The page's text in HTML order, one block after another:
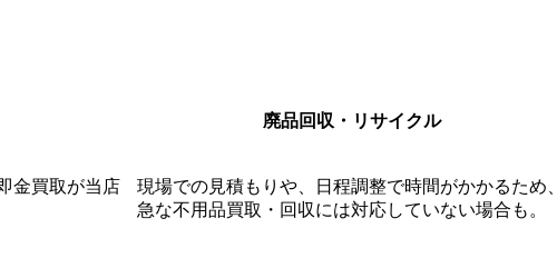
廃品回収・リサイクル
金買取が当店
現場での見積もりや、日程調整で時間がかかるため、
急な不用品買取・回収には対応していない場合も。